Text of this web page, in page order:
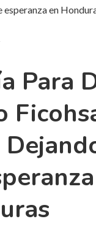
esperanza en
Para